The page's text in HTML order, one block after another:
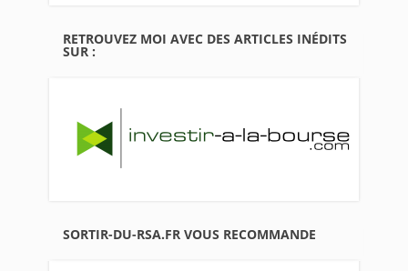
RETROUVEZ MOI AVEC DES ARTICLES INÉDITS
SUR :
SORTIR-DU-RSA.FR VOUS RECOMMANDE